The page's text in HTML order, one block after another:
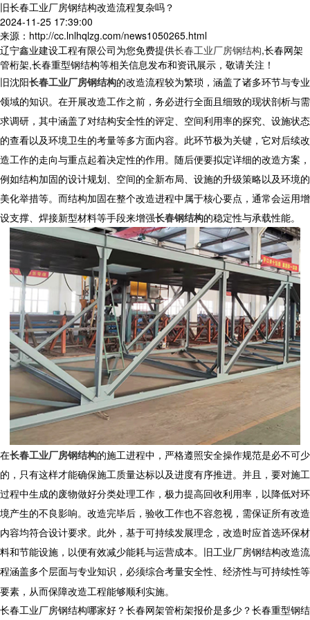
旧长春工业厂房钢结构改造流程复杂吗？
2024-11-25 17:39:00
来源：http://cc.lnlhqlzg.com/news1050265.html
辽宁鑫业建设工程有限公司为您免费提供长春工业厂房钢结构,长春网架
管桁架,长春重型钢结构等相关信息发布和资讯展示，敬请关注！
旧沈阳长春工业厂房钢结构的改造流程较为繁琐，涵盖了诸多环节与专业
领域的知识。在开展改造工作之前，务必进行全面且细致的现状剖析与需
求调研，其中涵盖了对结构安全性的评定、空间利用率的探究、设施状态
的查看以及环境卫生的考量等多方面内容。此环节极为关键，它对后续改
造工作的走向与重点起着决定性的作用。随后便要拟定详细的改造方案，
例如结构加固的设计规划、空间的全新布局、设施的升级策略以及环境的
美化举措等。而结构加固在整个改造进程中属于核心要点，通常会运用增
设支撑、焊接新型材料等手段来增强长春钢结构的稳定性与承载性能。
在长春工业厂房钢结构的施工进程中，严格遵照安全操作规范是必不可少
的，只有这样才能确保施工质量达标以及进度有序推进。并且，要对施工
过程中生成的废物做好分类处理工作，极力提高回收利用率，以降低对环
境产生的不良影响。改造完毕后，验收工作也不容忽视，需保证所有改造
内容均符合设计要求。此外，基于可持续发展理念，改造时应首选环保材
料和节能设施，以便有效减少能耗与运营成本。旧工业厂房钢结构改造流
程涵盖多个层面与专业知识，必须综合考量安全性、经济性与可持续性等
要素，从而保障改造工程能够顺利实施。
长春工业厂房钢结构哪家好？长春网架管桁架报价是多少？长春重型钢结